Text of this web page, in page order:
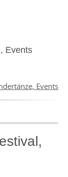
Events
Events